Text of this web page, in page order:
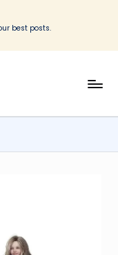
best posts.